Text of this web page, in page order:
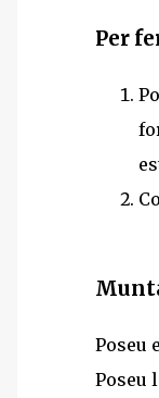
Per
Poseu
Poseu